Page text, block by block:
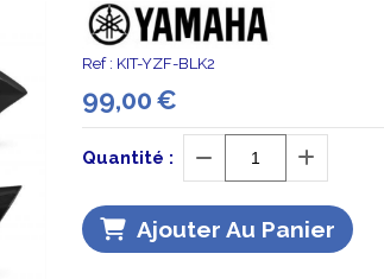
Ref : KIT-YZF-BLK2
99,00€
Quantité :
Ajouter Au Panier